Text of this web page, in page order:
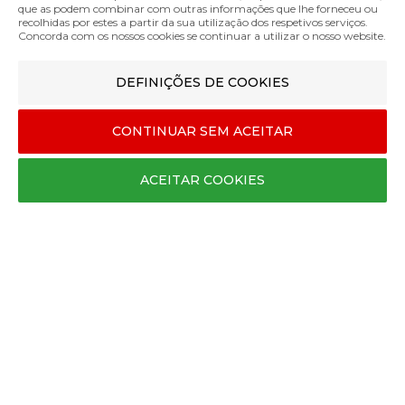
Segunda a Sexta 10:00 › 19:00
Sábado, Domingo e Feriados 10:00 › 12:00
SOBRE A MARCA
Contactos
Termos e Condições
Política de Privacidade
que as podem combinar com outras informações que lhe forneceu ou
recolhidas por estes a partir da sua utilização dos respetivos serviços.
Concorda com os nossos cookies se continuar a utilizar o nosso website.
DEFINIÇÕES DE COOKIES
CONTINUAR SEM ACEITAR
ACEITAR COOKIES